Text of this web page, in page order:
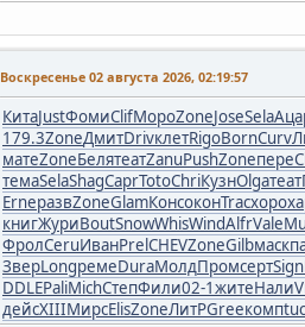
Воскресенье 02 августа 2026, 02:19:57
КитаJustФомиClifМороZoneJoseSela
179.3ZoneДмитDrivклетRigoBornCurv
матеZoneБелятеатZanuPushZoneпере
темаSelaShagCaprTotoChriКузнOlgaтеат
ErneразвZoneGlamКонсоконTracхоро
книгЖуриBoutSnowWhisWindAlfrVale
ФролCeruИванPrelCHEVZoneGilbмаск
ЗверLongремеDuraМолдПромсертSign
DDLEPaliMichСтепФили02-1житеНали
дейсXIIIМирсElisZoneЛитРGreeкомп